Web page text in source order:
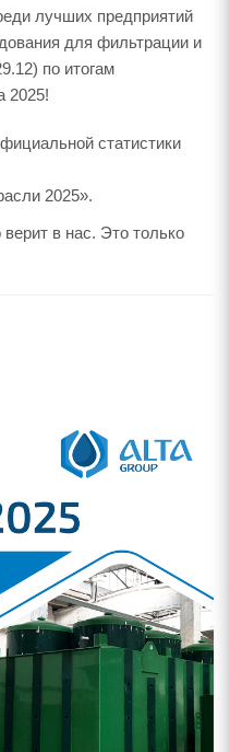
лучших предприятий
для фильтрации и
по итогам
2025!
статистики
2025».
в нас. Это только